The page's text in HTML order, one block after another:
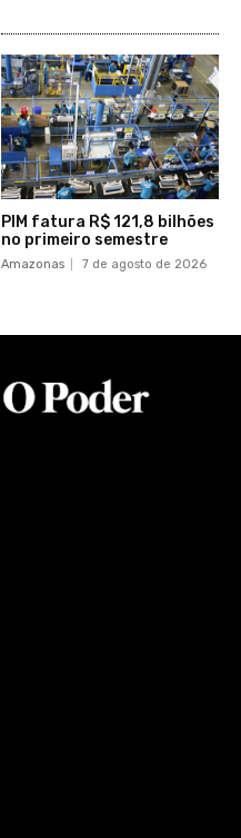
PIM fatura R$ 121,8 bilhões
no primeiro semestre
Amazonas 7 de agosto de 2026